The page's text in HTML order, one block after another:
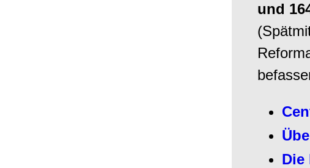
und
Die